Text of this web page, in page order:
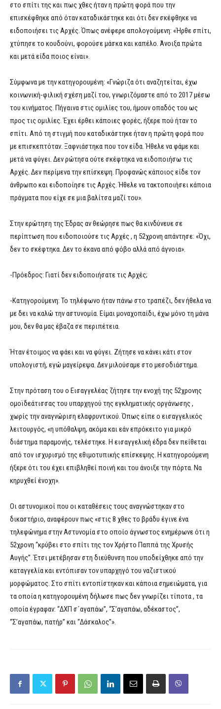
στο σπίτι της και πως χθες ήταν η πρώτη φορά που την
επισκέφθηκε από όταν καταδικάστηκε και ότι δεν σκέφθηκε να
ειδοποιήσει τις Αρχές. Όπως ανέφερε απολογούμενη: «Ήρθε σπίτι,
χτύπησε το κουδούνι, φορούσε μάσκα και καπέλο. Άνοιξα πρώτα
και μετά είδα ποιος είναι».
Σύμφωνα με την κατηγορουμένη: «Γνώριζα ότι αναζητείται, έχω
κοινωνική-φιλική σχέση μαζί του, γνωριζόμαστε από το 2017 μέσω
του κινήματος. Πήγαινα στις ομιλίες του, ήμουν οπαδός του ως
προς τις ομιλίες. Έχει έρθει κάποιες φορές, ήξερε πού ήταν το
σπίτι. Από τη στιγμή που καταδικάστηκε ήταν η πρώτη φορά που
με επισκεπτόταν. Ξαφνιάστηκα που τον είδα. Ήθελε να φάμε και
μετά να φύγει. Δεν ρώτησα ούτε σκέφτηκα να ειδοποιήσω τις
Αρχές. Δεν περίμενα την επίσκεψη. Προφανώς κάποιος είδε τον
άνθρωπο και ειδοποίησε τις Αρχές. Ήθελε να τακτοποιήσει κάποια
πράγματα που είχε σε μια βαλίτσα μαζί του».
Στην ερώτηση της Έδρας αν θεώρησε πως θα κινδύνευε σε
περίπτωση που ειδοποιούσε τις Αρχές , η 52χρονη απάντησε: «Όχι,
δεν το σκέφτηκα. Δεν το έκανα από φόβο αλλά από άγνοια».
-Πρόεδρος: Γιατί δεν ειδοποιήσατε τις Αρχές;
-Κατηγορούμενη: Το τηλέφωνο ήταν πάνω στο τραπέζι, δεν ήθελα να
με δει να καλώ την αστυνομία. Είμαι μοναχοπαίδι, έχω μόνο τη μάνα
μου, δεν θα μας έβαζα σε περιπέτεια.
Ήταν έτοιμος να φάει και να φύγει. Ζήτησε να κάνει κάτι στον
υπολογιστή, εγώ μαγείρεψα. Δεν μιλούσαμε στο μεσοδιάστημα.
Στην πρόταση του ο Εισαγγελέας ζήτησε την ενοχή της 52χρονης
ομοϊδεάτισσας του υπαρχηγού της εγκληματικής οργάνωσης ,
χωρίς την αναγνώριση ελαφρυντικού. Όπως είπε ο εισαγγελικός
λειτουργός, «η υπόθαλψη, ακόμα και εάν επρόκειτο για μικρό
διάστημα παραμονής, τελέστηκε. Η εισαγγελική έδρα δεν πείθεται
από τον ισχυρισμό της εθιμοτυπικής επίσκεψης. Η κατηγορούμενη
ήξερε ότι του έχει επιβληθεί ποινή και του άνοιξε την πόρτα. Να
κηρυχθεί ένοχη».
Οι αστυνομικοί που οι καταθέσεις τους αναγνώστηκαν στο
δικαστήριο, αναφέρουν πως «στις 8 χθες το βράδυ έγινε ένα
τηλεφώνημα στην Αστυνομία στο οποίο άγνωστος ενημέρωνε ότι η
52χρονη “κρύβει στο σπίτι της τον Χρήστο Παππά της Χρυσής
Αυγής”. Έτσι μετέβησαν στη διεύθυνση που υποδείχθηκε από την
καταγγελία και εντόπισαν τον υπαρχηγό του ναζιστικού
μορφώματος. Στο σπίτι εντοπίστηκαν και κάποια σημειώματα, για
τα οποία η κατηγορουμένη δήλωσε πως δεν γνωρίζει τίποτα , τα
οποία έγραφαν: “ΔΧΠ σ´αγαπάω”, “Σ’αγαπάω, αδέκαστος”,
“Σ’αγαπάω, πατήρ” και “Δάσκαλος”».